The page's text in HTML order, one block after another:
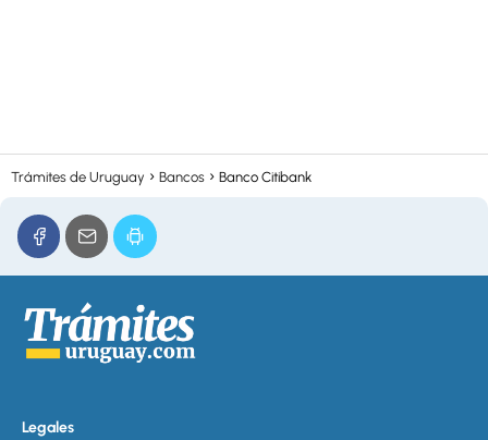
Trámites de Uruguay Bancos Banco Citibank
Legales